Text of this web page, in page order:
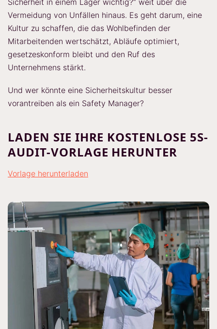
Sicherheit in einem Lager wichtig?“ weit über die
Vermeidung von Unfällen hinaus. Es geht darum, eine
Kultur zu schaffen, die das Wohlbefinden der
Mitarbeitenden wertschätzt, Abläufe optimiert,
gesetzeskonform bleibt und den Ruf des
Unternehmens stärkt.
Und wer könnte eine Sicherheitskultur besser
vorantreiben als ein Safety Manager?
LADEN SIE IHRE KOSTENLOSE 5S-
AUDIT-VORLAGE HERUNTER
Vorlage herunterladen